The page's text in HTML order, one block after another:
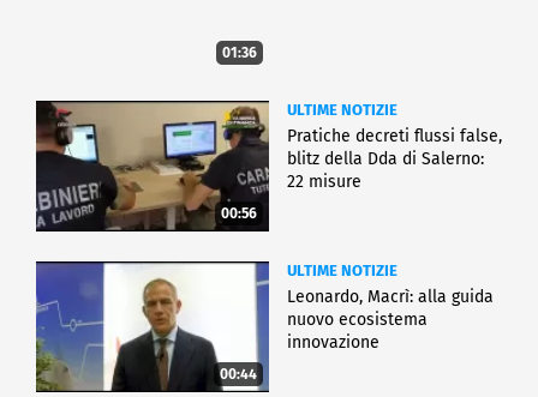
01:36
00:56
ULTIME NOTIZIE
Pratiche decreti flussi false,
blitz della Dda di Salerno:
22 misure
00:44
ULTIME NOTIZIE
Leonardo, Macrì: alla guida
nuovo ecosistema
innovazione